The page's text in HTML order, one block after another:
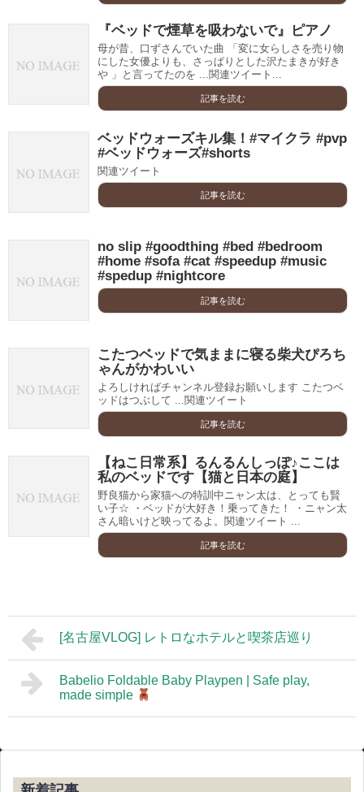
『ベッドで煙草を吸わないで』ピアノ
母が昔、口ずさんでいた曲 「変に女らしさを売り物
にした女優よりも、さっぱりとした沢たまきが好き
や 」と言ってたのを ...関連ツイート...
記事を読む
ベッドウォーズキル集！#マイクラ #pvp
#ベッドウォーズ#shorts
関連ツイート
記事を読む
no slip #goodthing #bed #bedroom
#home #sofa #cat #speedup #music
#spedup #nightcore
記事を読む
こたつベッドで気ままに寝る柴犬ぴろち
ゃんがかわいい
よろしければチャンネル登録お願いします こたつベ
ッドはつぶして ...関連ツイート
記事を読む
【ねこ日常系】るんるんしっぽ♪ここは
私のベッドです【猫と日本の庭】
野良猫から家猫への特訓中ニャン太は、とっても賢
い子☆ ・ベッドが大好き！乗ってきた！ ・ニャン太
さん暗いけど映ってるよ。関連ツイート ...
記事を読む
[名古屋VLOG] レトロなホテルと喫茶店巡り
Babelio Foldable Baby Playpen | Safe play,
made simple